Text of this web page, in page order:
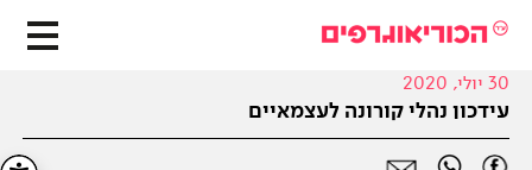
30 יולי, 2020
עידכון נהלי קורונה לעצמאיים